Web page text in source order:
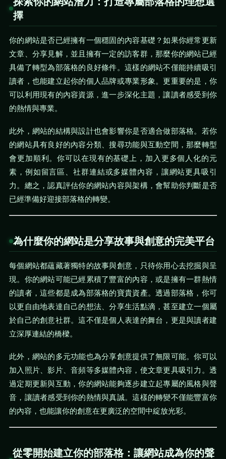
擇
你的網站是否已經擁有一個穩固的內容基礎？如果你經常更新
文章、分享見解，並且擁有一定的訪客群，那麼你的網站已經
具備了轉型為部落格的良好條件。這樣的網站不僅能持續吸引
讀者，也能建立起你的個人品牌或專業形象。更重要的是，你
可以利用現有的內容資源，進一步深化主題，讓讀者感受到你
的熱情與專業。
此外，網站的結構與設計也會影響你是否適合做部落格。若你
的網站具有良好的內容分類、搜尋功能與互動空間，那麼轉型
會更加順利。你可以在現有的基礎上，加入更多個人化的元
素，例如留言區、社群連結或多媒體內容，讓網站更具吸引
力。總之，認真評估你的網站內容與架構，會幫助你判斷是否
已經準備好迎接部落格的轉變。
為什麼你的網站是分享故事與創意的完美平台
每個網站都蘊藏著獨特的故事與創意，只待你用心去挖掘與呈
現。你的網站可能已經累積了豐富的內容，或是擁有一群熱情
的讀者，這些都是成為部落格的寶貴資產。透過部落格，你可
以更自由地表達自己的想法、分享生活點滴，甚至建立一個屬
於自己的創意社群。這不僅是個人表達的舞台，更是與讀者建
立深厚連結的橋樑。
此外，網站的多元功能也為分享創意提供了無限可能。你可以
加入照片、影片、音頻等多媒體內容，使文章更具吸引力。透
過定期更新與互動，你的網站能夠逐步建立起專屬的風格與聲
音，讓讀者感受到你的熱情與真誠。這樣的轉變不僅能豐富你
的內容，也能讓你的創意在更廣泛的空間中綻放光彩。
從零開始建立你的部落格：讓網站成為你的聲